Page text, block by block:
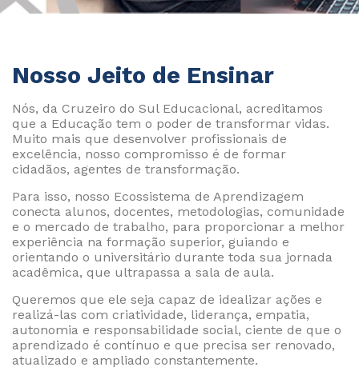
Nosso Jeito de Ensinar
Nós, da Cruzeiro do Sul Educacional, acreditamos
que a Educação tem o poder de transformar vidas.
Muito mais que desenvolver profissionais de
excelência, nosso compromisso é de formar
cidadãos, agentes de transformação.
Para isso, nosso Ecossistema de Aprendizagem
conecta alunos, docentes, metodologias, comunidade
e o mercado de trabalho, para proporcionar a melhor
experiência na formação superior, guiando e
orientando o universitário durante toda sua jornada
acadêmica, que ultrapassa a sala de aula.
Queremos que ele seja capaz de idealizar ações e
realizá-las com criatividade, liderança, empatia,
autonomia e responsabilidade social, ciente de que o
aprendizado é contínuo e que precisa ser renovado,
atualizado e ampliado constantemente.